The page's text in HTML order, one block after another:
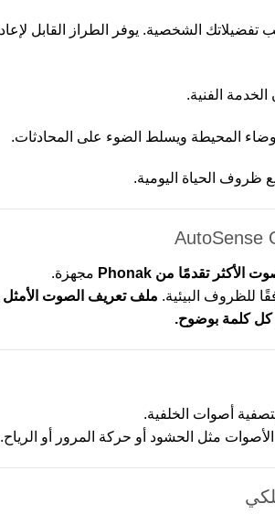
الفنية.
المحيطة ويسلط الضوء على المحادثات.
ظروف الحياة اليومية.
مجهزة.
للظروف البيئية. ملف تعريف الصوت الأمثل
كلمة بوضوح.
أصوات الخلفية.
مثل الحشود أو حركة المرور أو الرياح.